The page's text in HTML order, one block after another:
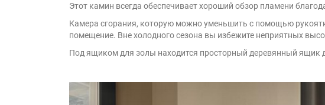
Этот камин всегда обеспечивает хороший обзор пламени
Камера сгорания, которую можно уменьшить с помощью
помещение. Вне холодного сезона вы избежите неприятных
Под ящиком для золы находится просторный деревянный ящик